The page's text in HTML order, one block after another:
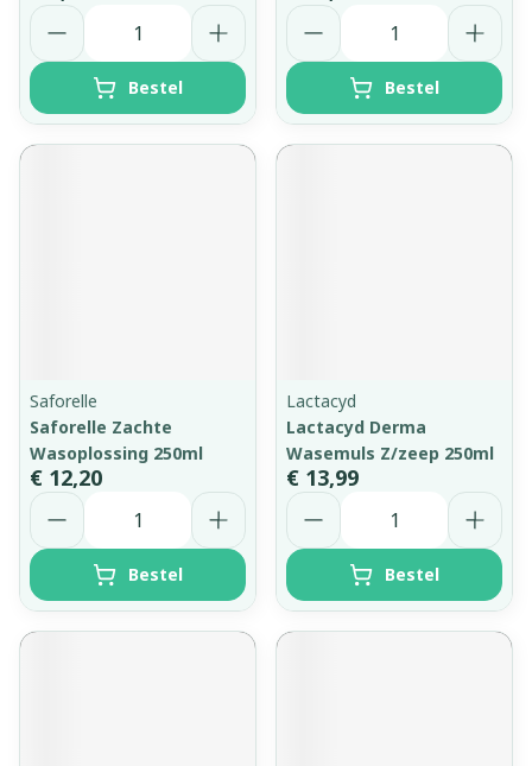
Aantal
Bestel
Aantal
Bestel
Saforelle
Saforelle Zachte
Wasoplossing 250ml
€ 12,20
Aantal
Bestel
Lactacyd
Lactacyd Derma
Wasemuls Z/zeep 250ml
€ 13,99
Aantal
Bestel